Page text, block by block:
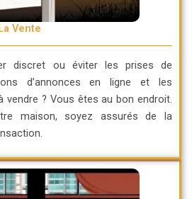
Vente
discret ou éviter les prises de
d’annonces en ligne et les
vendre ? Vous êtes au bon endroit.
maison, soyez assurés de la